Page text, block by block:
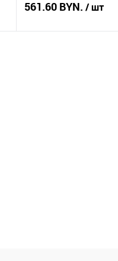
камеры
561.60 BYN. / шт